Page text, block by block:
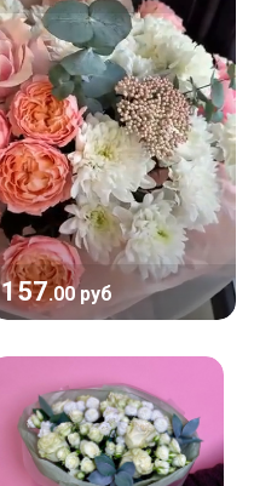
157.00 руб